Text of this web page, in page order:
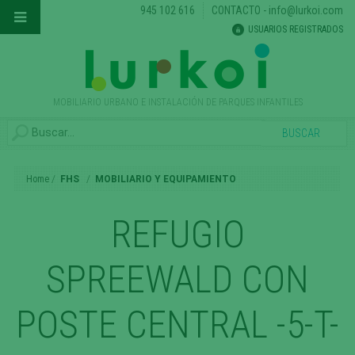
MOBILIARIO URBANO E INSTALACIÓN DE PARQUES INFANTILES
945 102 616 CONTACTO - info@lurkoi.com
USUARIOS REGISTRADOS
Home FHS MOBILIARIO Y EQUIPAMIENTO
REFUGIO
SPREEWALD CON
POSTE CENTRAL -5-T-